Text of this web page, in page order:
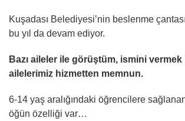
Kuşadası Belediyesi’nin beslenme
bu yıl da devam ediyor.
Bazı aileler ile görüştüm, ismini
ailelerimiz hizmetten memnun.
6-14 yaş aralığındaki öğrencilere
öğün özelliği var…